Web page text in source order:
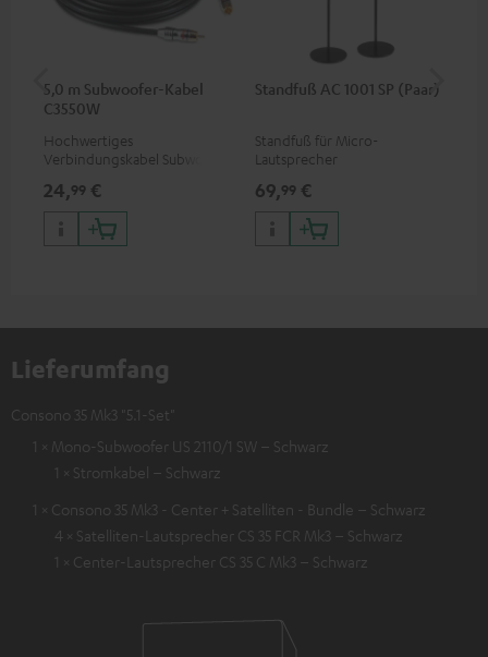
5,0 m Subwoofer-Kabel
C3550W
Hochwertiges
Verbindungskabel Subwoofer
24,99 €
Standfuß AC 1001 SP (Paar)
Standfuß für Micro-
Lautsprecher
69,99 €
Lieferumfang
Consono 35 Mk3 "5.1-Set"
1 × Mono-Subwoofer US 2110/1 SW – Schwarz
1 × Stromkabel – Schwarz
1 × Consono 35 Mk3 - Center + Satelliten - Bundle – Schwarz
4 × Satelliten-Lautsprecher CS 35 FCR Mk3 – Schwarz
1 × Center-Lautsprecher CS 35 C Mk3 – Schwarz